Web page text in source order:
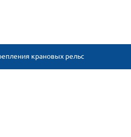
крановых рельс